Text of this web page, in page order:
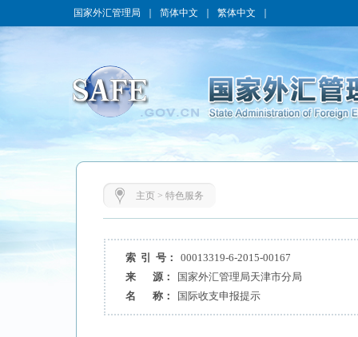
国家外汇管理局 简体中文 繁体中文
主页> 特色服务
索 引 号：
00013319-6-2015-00167
来 源：
国家外汇管理局天津市分局
名 称：
国际收支申报提示